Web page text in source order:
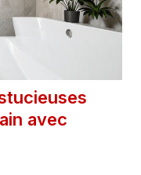
avec